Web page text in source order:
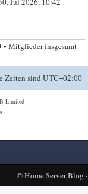
• Mitglieder insgesamt
Zeiten sindUTC+02:00
Limited
©Home Server Blog